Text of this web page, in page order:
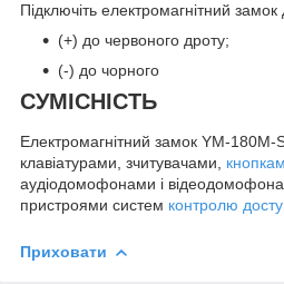
Підключіть електромагнітний
(+) до червоного дроту;
(-) до чорного
СУМІСНІСТЬ
Електромагнітний замок YM-180M-
клавіатурами, зчитувачами,
аудіодомофонами і
пристроями систем контролю
Приховати